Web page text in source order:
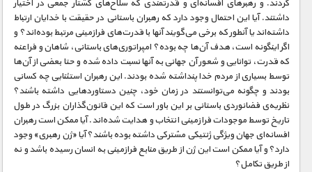
کردند. و رهبرهای افسانه‌ای و قدرتمندی که سلاح‌های کشتار جمعی در اختیار
داشتند. آیا این احتمال وجود دارد که رهبران باستانی در حقیقت با خدایان ارتباط
داشته‌اند یا آنطور که برخی می‌گویند آنها با قدرت‌های فرازمینی مرتبط بوده‌اند؟ و
اگر اینگونه است، هدف آن‌ها چه بوده؟ امپراتوری‌های باستانی، شاهان و فراعنه
که قدرت‌، توانایی و شعور آن جهانی به آنها نسبت داده شده و حتا بعضی از آن‌ها
توسط بسیاری از مردم خدا پنداشته شده بودند. این رهبران استثنایی چه کسانی
بودند و چگونه می‌توانستند در زمان خود، چنین دستاوردهایی داشته باشند؟
نظریه‌ی فضانوردی باستانی بر این باور است که این قانون‌گذاران بزرگ در طول
تاریخ توسط موجودات فرازمینی انتخاب و هدایت شده‌اند. آیا ممکن است رهبران
افسانه‌ای جهان ویژگی ژنتیکی مشترکی داشته بوده باشند؟ آیا «ژن رهبری» وجود
دارد؟ و آیا ممکن است این ژن از طریق منابع فرازمینی به انسان رسیده باشد و نه
از طریق تکامل؟